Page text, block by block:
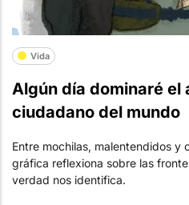
Vida
Algún día dominaré el
ciudadano del mundo
Entre mochilas, malentendidos y
gráfica reflexiona sobre las
verdad nos identifica.